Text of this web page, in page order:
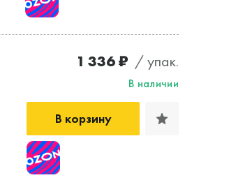
1 336 ₽ / упак.
В наличии
В корзину